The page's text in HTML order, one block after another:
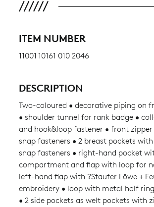
ITEM NUMBER
11001 10161 010 2046
DESCRIPTION
Two-coloured • decorative piping on
• shoulder tunnel for rank badge •
and hook&loop fastener • front
snap fasteners • 2 breast pockets
snap fasteners • right-hand pocket
compartment and flap with loop for
left-hand flap with ?Staufer Löwe +
embroidery • loop with metal half
• 2 side pockets as welt pockets with